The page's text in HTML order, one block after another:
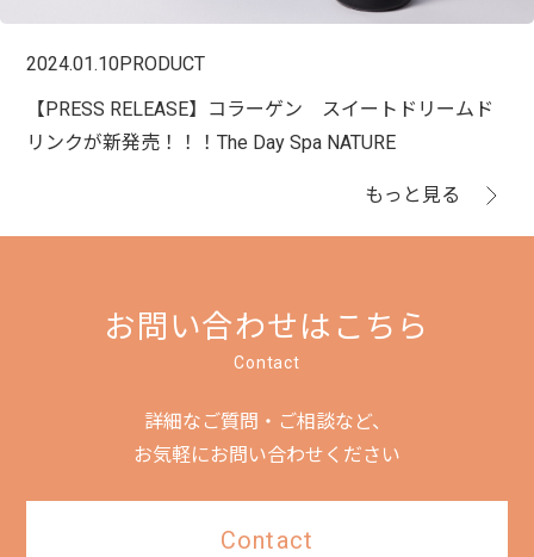
2024.01.10PRODUCT
【PRESS RELEASE】コラーゲン スイートドリームド
リンクが新発売！！！The Day Spa NATURE
もっと見る
お問い合わせはこちら
Contact
詳細なご質問・ご相談など、
お気軽にお問い合わせください
Contact